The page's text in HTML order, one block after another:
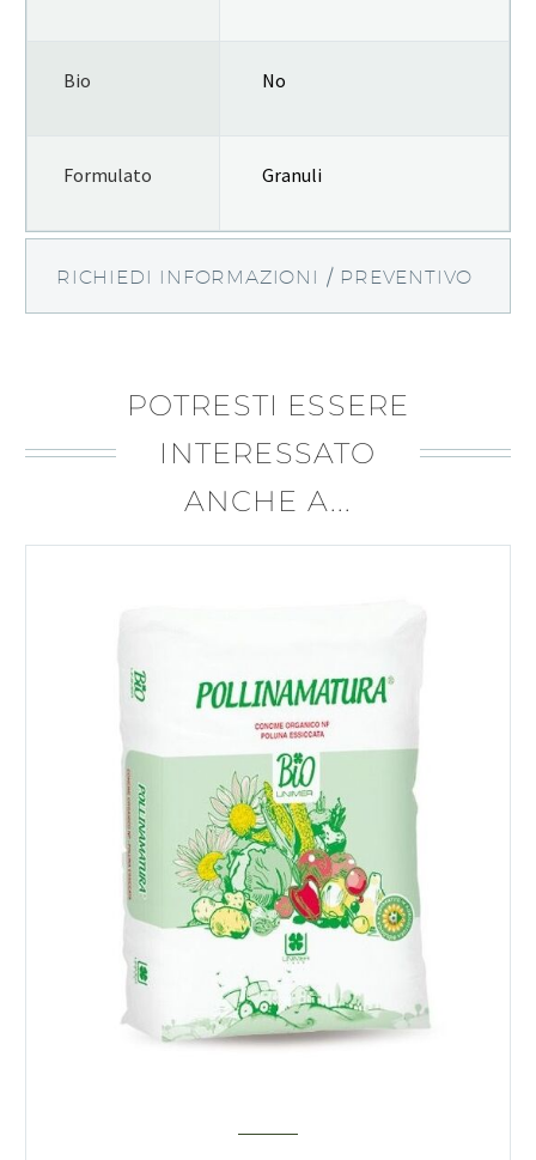
Bio No
Formulato Granuli
RICHIEDI INFORMAZIONI / PREVENTIVO
POTRESTI ESSERE
INTERESSATO
ANCHE A...